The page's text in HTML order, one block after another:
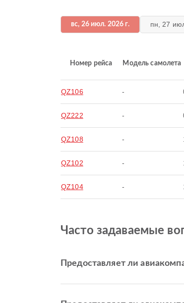
вс, 26 июл. 2026 г. пн, 27
Номер рейса Модель самолета
QZ106 -
QZ222 -
QZ108 -
QZ102 -
QZ104 -
Часто задаваемые
Предоставляет ли